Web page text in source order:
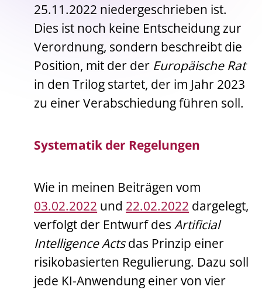
25.11.2022 niedergeschrieben ist.
Dies ist noch keine Entscheidung zur
Verordnung, sondern beschreibt die
Position, mit der der Europäische Rat
in den Trilog startet, der im Jahr 2023
zu einer Verabschiedung führen soll.
Systematik der Regelungen
Wie in meinen Beiträgen vom
03.02.2022 und 22.02.2022 dargelegt,
verfolgt der Entwurf desArtificial
Intelligence Actsdas Prinzip einer
risikobasierten Regulierung. Dazu soll
jede KI-Anwendung einer von vier